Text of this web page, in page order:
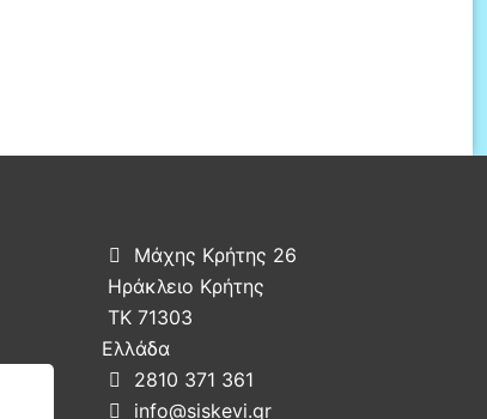

Μάχης Κρήτης 26
Ηράκλειο Κρήτης
ΤΚ 71303
Ελλάδα
 2810 371 361
 info@siskevi.gr